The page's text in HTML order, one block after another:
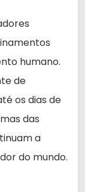
humano.
de
os dias de
das
a
do mundo.